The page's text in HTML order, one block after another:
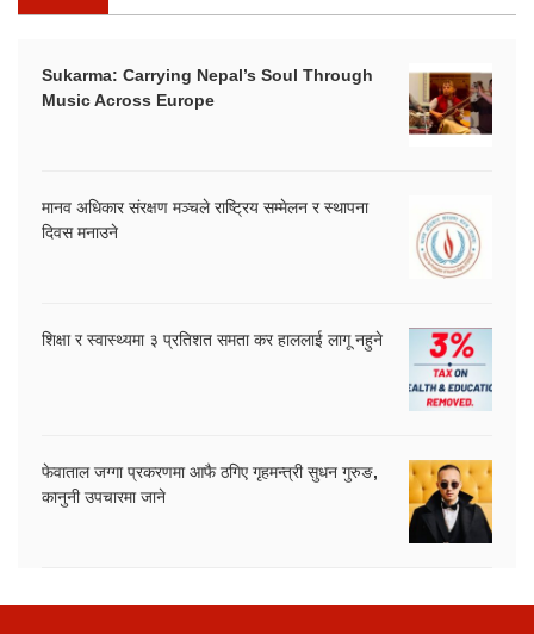
Sukarma: Carrying Nepal’s Soul Through
Music Across Europe
मानव अधिकार संरक्षण मञ्चले राष्ट्रिय सम्मेलन र स्थापना
दिवस मनाउने
शिक्षा र स्वास्थ्यमा ३ प्रतिशत समता कर हाललाई लागू नहुने
फेवाताल जग्गा प्रकरणमा आफै ठगिए गृहमन्त्री सुधन गुरुङ,
कानुनी उपचारमा जाने